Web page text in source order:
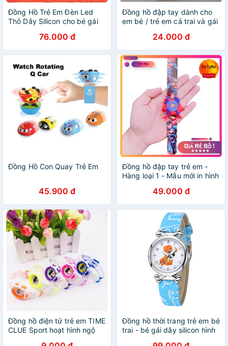
Đồng Hồ Trẻ Em Đèn Led
Thỏ Dây Silicon cho bé gái
76.000 đ
Đồng hồ đập tay dành cho
em bé / trẻ em cả trai và gái
24.000 đ
Đồng Hồ Con Quay Trẻ Em
45.900 đ
Đồng hồ đập tay trẻ em -
Hàng loại 1 - Mẫu mới in hình
49.000 đ
Đồng hồ điện tử trẻ em TIME
CLUE Sport hoạt hình ngộ
Đồng hồ thời trang trẻ em bé
trai - bé gái dây silicon hình